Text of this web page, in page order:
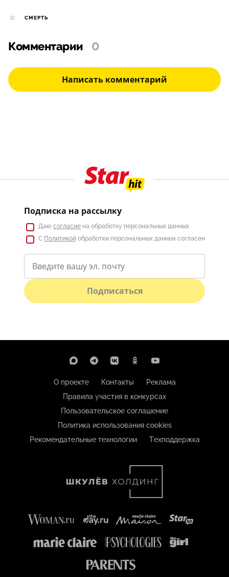
СМЕРТЬ
Комментарии 0
Написать комментарий
Подписка на рассылку
Даю согласие на обработку персональных данных
С Политикой обработки персональных данных согласен
Подписаться
О проекте Контакты
Реклама
Правила участия в конкурсах
Пользовательское соглашение
Политика использования cookies
Рекомендательные технологии
Техподдержка